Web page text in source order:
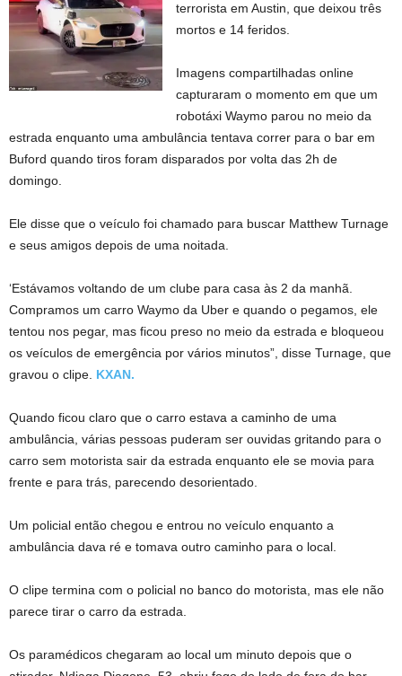
terrorista em Austin, que deixou três
mortos e 14 feridos.
Imagens compartilhadas online
capturaram o momento em que um
robotáxi Waymo parou no meio da
estrada enquanto uma ambulância tentava correr para o bar em
Buford quando tiros foram disparados por volta das 2h de
domingo.
Ele disse que o veículo foi chamado para buscar Matthew Turnage
e seus amigos depois de uma noitada.
‘Estávamos voltando de um clube para casa às 2 da manhã.
Compramos um carro Waymo da Uber e quando o pegamos, ele
tentou nos pegar, mas ficou preso no meio da estrada e bloqueou
os veículos de emergência por vários minutos”, disse Turnage, que
gravou o clipe. KXAN.
Quando ficou claro que o carro estava a caminho de uma
ambulância, várias pessoas puderam ser ouvidas gritando para o
carro sem motorista sair da estrada enquanto ele se movia para
frente e para trás, parecendo desorientado.
Um policial então chegou e entrou no veículo enquanto a
ambulância dava ré e tomava outro caminho para o local.
O clipe termina com o policial no banco do motorista, mas ele não
parece tirar o carro da estrada.
Os paramédicos chegaram ao local um minuto depois que o